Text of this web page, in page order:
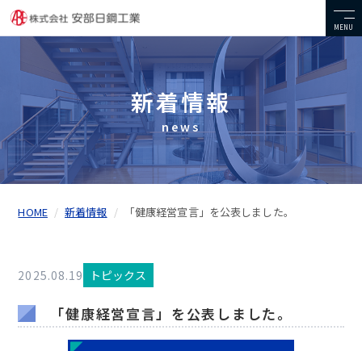
MENU
新着情報
news
HOME 新着情報 「健康経営宣言」を公表しました。
2025.08.19 トピックス
「健康経営宣言」を公表しました。